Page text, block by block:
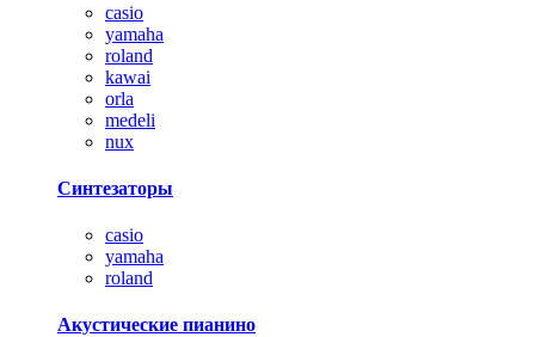
casio
yamaha
roland
kawai
orla
medeli
nux
Синтезаторы
casio
yamaha
roland
Акустические пианино